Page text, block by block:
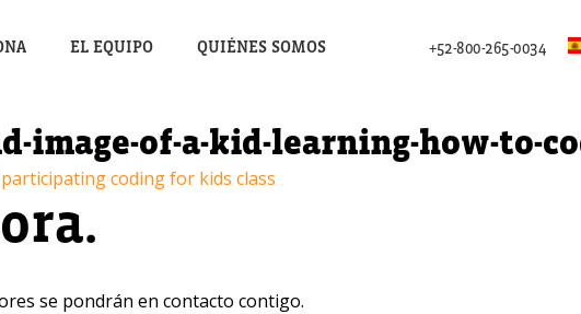
EL EQUIPO QUIÉNES SOMOS +52-800-265-0034
image-of-a-kid-learning-how-to-
se pondrán en contacto contigo.